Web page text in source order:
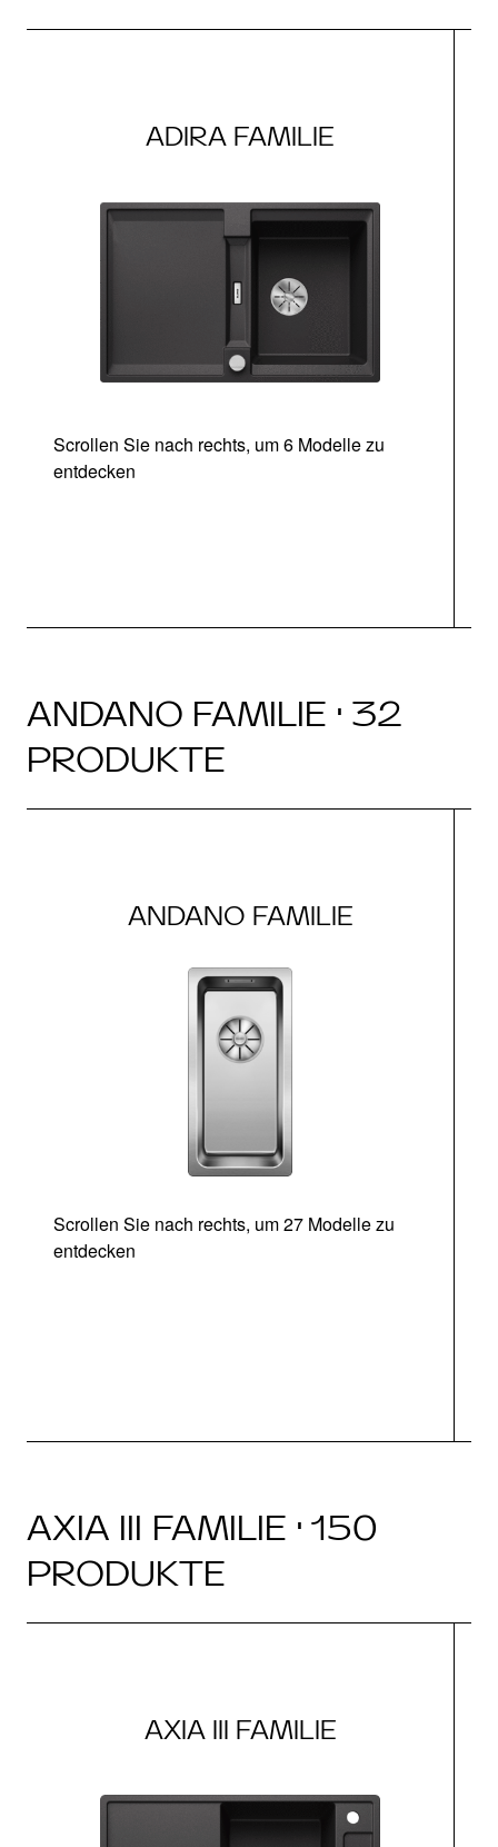
ADIRA FAMILIE
Scrollen Sie nach rechts, um 6 Modelle zu
entdecken
ANDANO FAMILIE · 32
PRODUKTE
ANDANO FAMILIE
Scrollen Sie nach rechts, um 27 Modelle zu
entdecken
AXIA III FAMILIE · 150
PRODUKTE
AXIA III FAMILIE